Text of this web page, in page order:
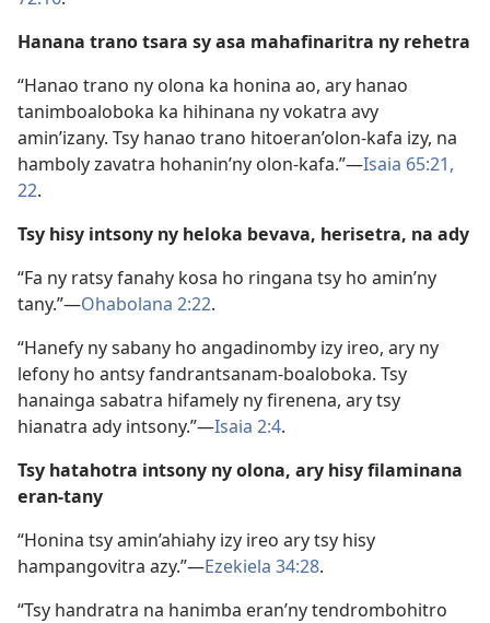
Hanana trano tsara sy asa mahafinaritra ny rehetra
“Hanao trano ny olona ka honina ao, ary hanao
tanimboaloboka ka hihinana ny vokatra avy
amin’izany. Tsy hanao trano hitoeran’olon-kafa izy, na
hamboly zavatra hohanin’ny olon-kafa.”—Isaia 65:21,
22.
Tsy hisy intsony ny heloka bevava, herisetra, na ady
“Fa ny ratsy fanahy kosa ho ringana tsy ho amin’ny
tany.”—Ohabolana 2:22.
“Hanefy ny sabany ho angadinomby izy ireo, ary ny
lefony ho antsy fandrantsanam-boaloboka. Tsy
hanainga sabatra hifamely ny firenena, ary tsy
hianatra ady intsony.”—Isaia 2:4.
Tsy hatahotra intsony ny olona, ary hisy filaminana
eran-tany
“Honina tsy amin’ahiahy izy ireo ary tsy hisy
hampangovitra azy.”—Ezekiela 34:28.
“Tsy handratra na hanimba eran’ny tendrombohitro